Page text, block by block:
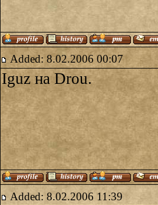
Added: 8.02.2006 00:07
Iguz на Drou.
Added: 8.02.2006 11:39